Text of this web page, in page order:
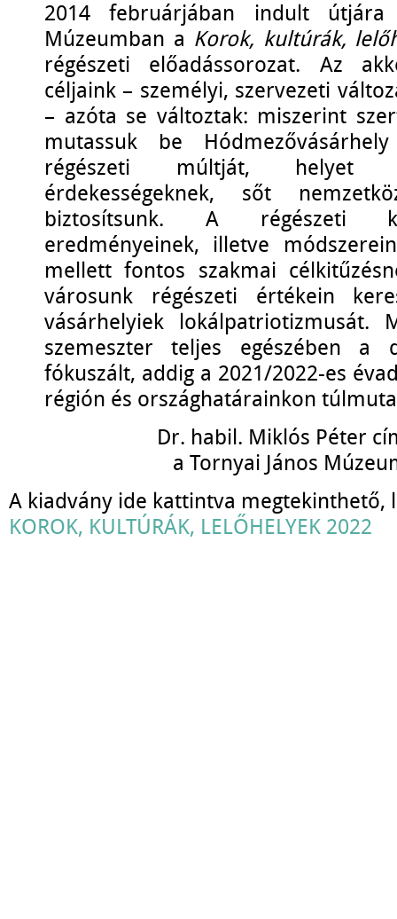
2014 februárjában indult
Múzeumban a Korok, kultúrák,
régészeti előadássorozat. Az
céljaink – személyi, szervezeti
– azóta se változtak: miszerint
mutassuk be
régészeti múltját, helyet
érdekességeknek, sőt
biztosítsunk. A régészeti
eredményeinek, illetve
mellett fontos szakmai
városunk régészeti értékein
vásárhelyiek
szemeszter teljes egészében a
fókuszált, addig a 2021/2022-es
régión és országhatárainkon
Dr. habil. Miklós Péter
a Tornyai János
A kiadvány ide kattintva megtekinthető,
KOROK, KULTÚRÁK, LELŐHELYEK 2022